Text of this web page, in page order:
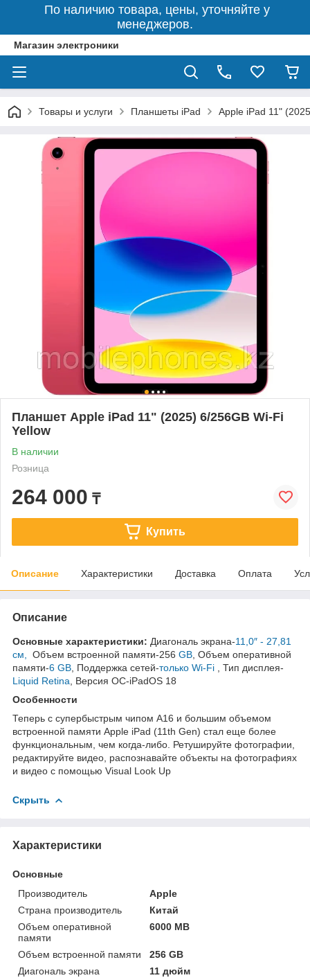
По наличию товара, цены, уточняйте у
менеджеров.
Магазин электроники
Товары и услуги Планшеты iPad Apple iPad 11"
Планшет Apple iPad 11" (2025) 6/256GB Wi-Fi
Yellow
В наличии
Розница
264 000 ₸
Купить
Описание Характеристики Доставка Оплата
Описание
Основные характеристики: Диагональ экрана-11,0″ - 27,81
см, Объем встроенной памяти-256 GB , Объем оперативной
памяти-6 GB , Поддержка сетей-только Wi-Fi
, Тип дисплея-
Liquid Retina , Версия ОС-iPadOS 18
Особенности
Теперь с супербыстрым чипом A16 и большим объемом
встроенной памяти Apple iPad (11th Gen) стал еще более
функциональным, чем когда-либо. Ретушируйте фотографии,
редактируйте видео, распознавайте объекты на фотографиях
и видео с помощью Visual Look Up
Скрыть
Характеристики
Основные
Производитель
Apple
Страна производитель
Китай
Объем оперативной
памяти
6000 MB
Объем встроенной памяти
256 GB
Диагональ экрана
11 дюйм